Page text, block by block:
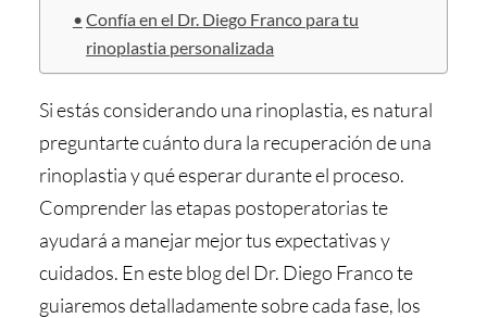
Confía en el Dr. Diego Franco para tu
rinoplastia personalizada
Si estás considerando una rinoplastia, es natural
preguntarte cuánto dura la recuperación de una
rinoplastia y qué esperar durante el proceso.
Comprender las etapas postoperatorias te
ayudará a manejar mejor tus expectativas y
cuidados. En este blog del Dr. Diego Franco te
guiaremos detalladamente sobre cada fase, los